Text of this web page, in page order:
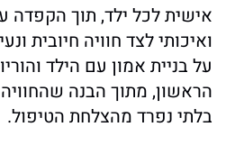
אישית לכל ילד, תוך הקפדה
ואיכותי לצד חוויה חיובית
על בניית אמון עם הילד
הראשון, מתוך הבנה
בלתי נפרד מהצלחת הטיפול.